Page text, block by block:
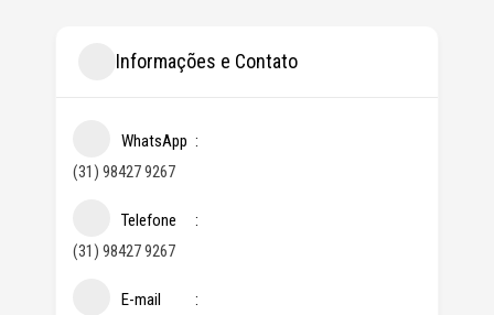
Informações e Contato
WhatsApp
(31) 98427 9267
Telefone
(31) 98427 9267
E-mail